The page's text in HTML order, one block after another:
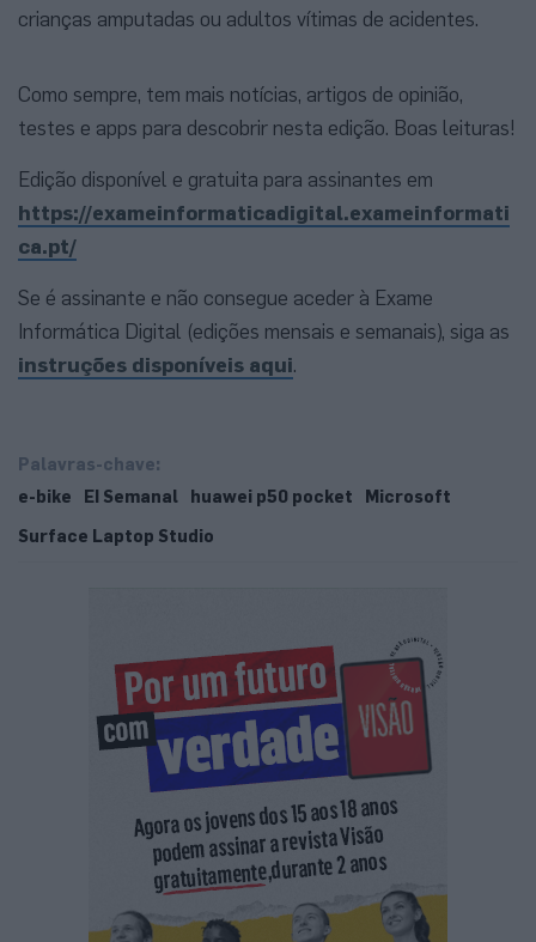
crianças amputadas ou adultos vítimas de acidentes.
Como sempre, tem mais notícias, artigos de opinião,
testes e apps para descobrir nesta edição. Boas leituras!
Edição disponível e gratuita para assinantes em
https://exameinformaticadigital.exameinformati
ca.pt/
Se é assinante e não consegue aceder à Exame
Informática Digital (edições mensais e semanais), siga as
instruções disponíveis aqui.
Palavras-chave:
e-bike
EI Semanal huawei p50 pocket
Microsoft
Surface Laptop Studio